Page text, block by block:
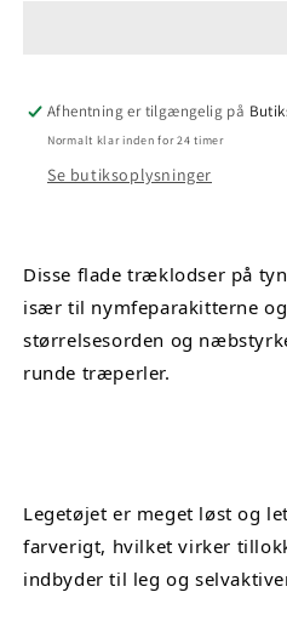
Afhentning er tilgængelig på
Normalt klar inden for 24 timer
Se butiksoplysninger
Disse flade træklodser på
især til nymfeparakitterne
størrelsesorden og
runde træperler.
Legetøjet er meget løst og
farverigt, hvilket virker
indbyder til leg og